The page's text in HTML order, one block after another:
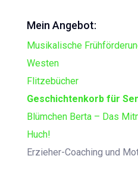
Mein Angebot:
Musikalische
Westen
Flitzebücher
Geschichtenkorb für
Blümchen Berta – Das
Huch!
Erzieher-Coaching und